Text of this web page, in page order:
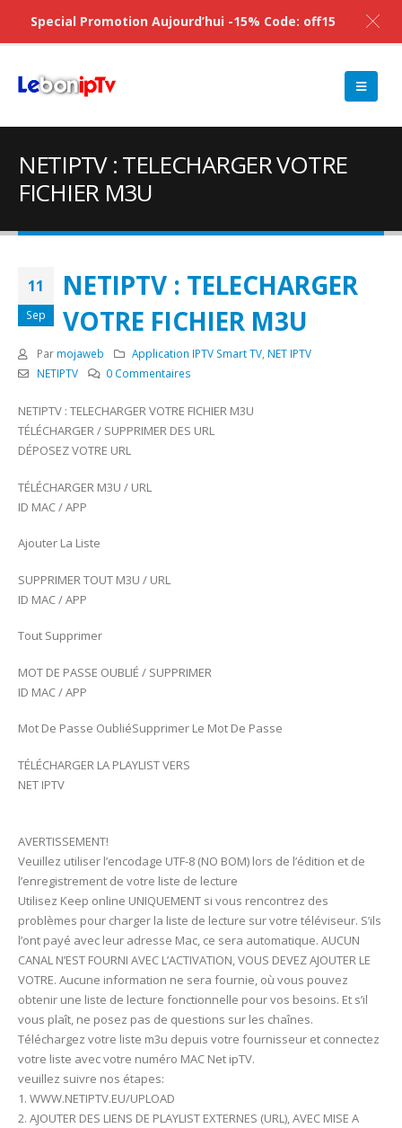
NETIPTV : TELECHARGER VOTRE
FICHIER M3U
11
Sep
NETIPTV : TELECHARGER
VOTRE FICHIER M3U
Par mojaweb Application IPTV Smart TV NET IPTV
NETIPTV
0 Commentaires
NETIPTV : TELECHARGER VOTRE FICHIER M3U
TÉLÉCHARGER / SUPPRIMER DES URL
DÉPOSEZ VOTRE URL
TÉLÉCHARGER M3U / URL
ID MAC / APP
Ajouter La Liste
SUPPRIMER TOUT M3U / URL
ID MAC / APP
Tout Supprimer
MOT DE PASSE OUBLIÉ / SUPPRIMER
ID MAC / APP
Mot De Passe OubliéSupprimer Le Mot De Passe
TÉLÉCHARGER LA PLAYLIST VERS
NET IPTV
AVERTISSEMENT!
Veuillez utiliser l’encodage UTF-8 (NO BOM) lors de l’édition et de
l’enregistrement de votre liste de lecture
Utilisez Keep online UNIQUEMENT si vous rencontrez des
problèmes pour charger la liste de lecture sur votre téléviseur. S’ils
l’ont payé avec leur adresse Mac, ce sera automatique. AUCUN
CANAL N’EST FOURNI AVEC L’ACTIVATION, VOUS DEVEZ AJOUTER LE
VOTRE. Aucune information ne sera fournie, où vous pouvez
obtenir une liste de lecture fonctionnelle pour vos besoins. Et s’il
vous plaît, ne posez pas de questions sur les chaînes.
Téléchargez votre liste m3u depuis votre fournisseur et connectez
votre liste avec votre numéro MAC Net ipTV.
veuillez suivre nos étapes:
1. WWW.NETIPTV.EU/UPLOAD
2. AJOUTER DES LIENS DE PLAYLIST EXTERNES (URL), AVEC MISE A
Special Promotion Aujourd’hui -15% Code: off15